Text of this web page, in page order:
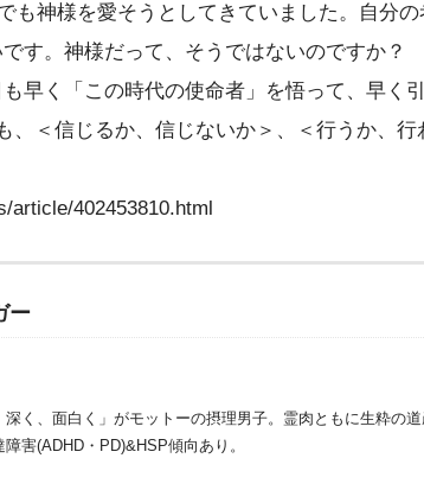
も神様を愛そうとしてきていました。自分
す。神様だって、そうではないのですか？
早く「この時代の使命者」を悟って、早く
、＜信じるか、信じないか＞、＜行うか、
402453810.html
ー
深く、面白く」がモットーの摂理男子。霊肉ともに生粋の
害(ADHD・PD)&HSP傾向あり。